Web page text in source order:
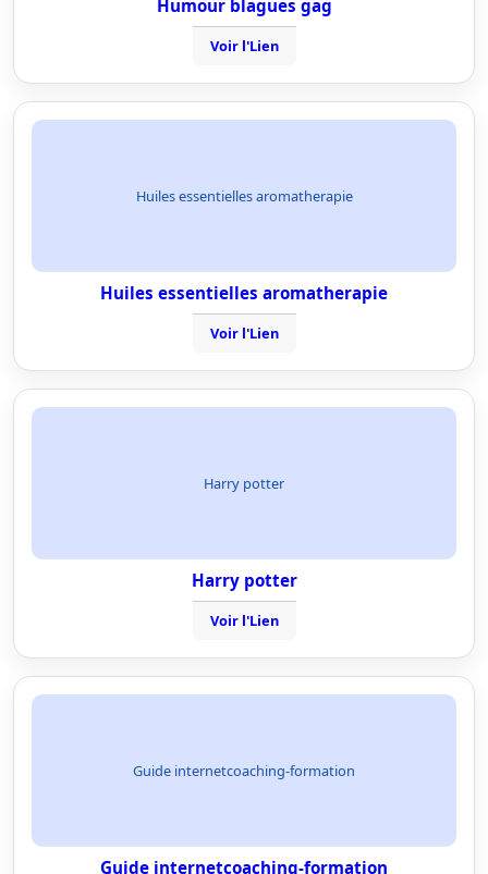
Humour blagues gag
Voir l'Lien
Huiles essentielles aromatherapie
Huiles essentielles aromatherapie
Voir l'Lien
Harry potter
Harry potter
Voir l'Lien
Guide internetcoaching-formation
Guide internetcoaching-formation